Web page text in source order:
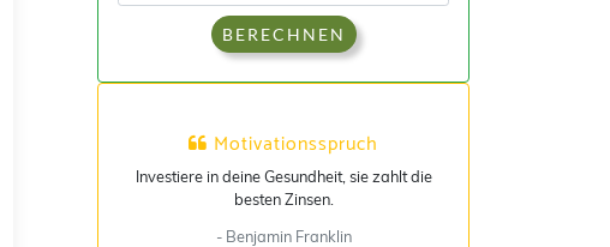
BERECHNEN
Motivationsspruch
Investiere in deine Gesundheit, sie zahlt die
besten Zinsen.
- Benjamin Franklin